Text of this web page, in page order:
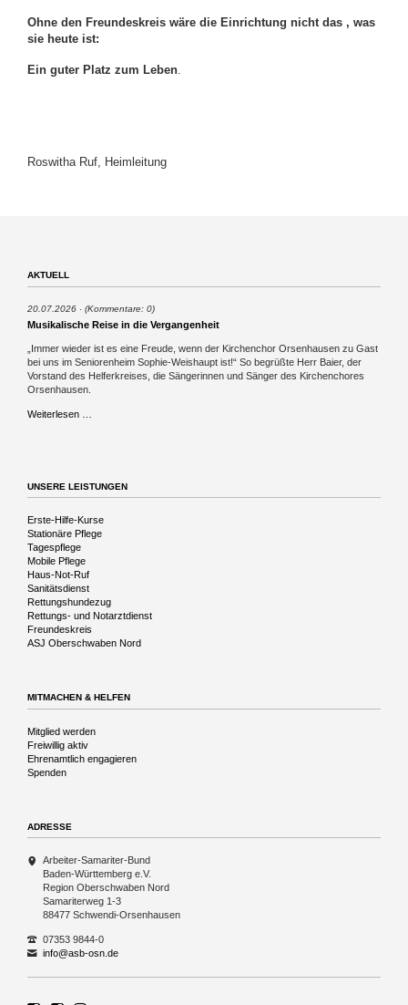
Ohne den Freundeskreis wäre die Einrichtung nicht das , was
sie heute ist:
Ein guter Platz zum Leben.
Roswitha Ruf, Heimleitung
AKTUELL
20.07.2026 (Kommentare: 0)
Musikalische Reise in die Vergangenheit
„Immer wieder ist es eine Freude, wenn der Kirchenchor Orsenhausen zu Gast
bei uns im Seniorenheim Sophie-Weishaupt ist!“ So begrüßte Herr Baier, der
Vorstand des Helferkreises, die Sängerinnen und Sänger des Kirchenchores
Orsenhausen.
Weiterlesen …
UNSERE LEISTUNGEN
Navigation
überspringen
Erste-Hilfe-Kurse
Stationäre Pflege
Tagespflege
Mobile Pflege
Haus-Not-Ruf
Sanitätsdienst
Rettungshundezug
Rettungs- und Notarztdienst
Freundeskreis
ASJ Oberschwaben Nord
MITMACHEN & HELFEN
Navigation
überspringen
Mitglied werden
Freiwillig aktiv
Ehrenamtlich engagieren
Spenden
ADRESSE
Arbeiter-Samariter-Bund
Baden-Württemberg e.V.
Region Oberschwaben Nord
Samariterweg 1-3
88477 Schwendi-Orsenhausen
07353 9844-0
info@asb-osn.de